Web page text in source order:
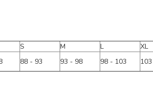
S M L
XL
88 - 93 93 - 98 98 - 103